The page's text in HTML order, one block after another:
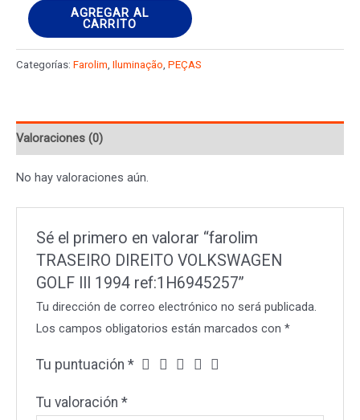
farolim
TRASEIRO
DIREITO
VOLKSWAGEN
1994
cantidad
AGREGAR AL
CARRITO
Categorías: Farolim, Iluminação, PEÇAS
Valoraciones (0)
No hay valoraciones aún.
Sé el primero en valorar “farolim
TRASEIRO DIREITO VOLKSWAGEN
GOLF III 1994 ref:1H6945257”
Tu dirección de correo electrónico no será publicada.
Los campos obligatorios están marcados con*
Tu puntuación*
Tu valoración*